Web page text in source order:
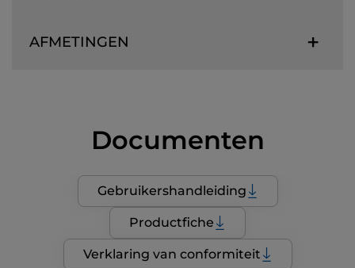
AFMETINGEN
Documenten
Gebruikershandleiding
Productfiche
Verklaring van conformiteit